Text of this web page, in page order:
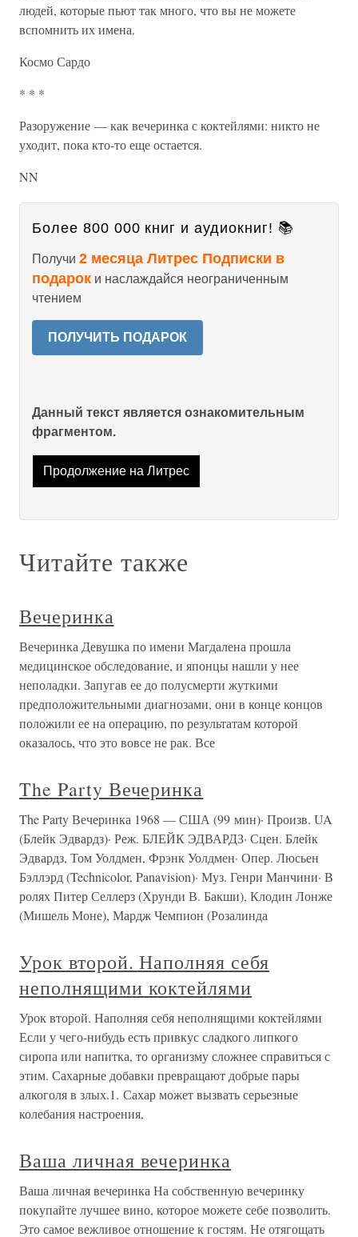
людей, которые пьют так много, что вы не можете
вспомнить их имена.
Космо Сардо
* * *
Разоружение — как вечеринка с коктейлями: никто не
уходит, пока кто-то еще остается.
NN
Более 800 000 книг и аудиокниг! 📚
Получи 2 месяца Литрес Подписки в
подарок и наслаждайся неограниченным
чтением
ПОЛУЧИТЬ ПОДАРОК
Данный текст является ознакомительным
фрагментом.
Продолжение на Литрес
Читайте также
Вечеринка
Вечеринка Девушка по имени Магдалена прошла
медицинское обследование, и японцы нашли у нее
неполадки. Запугав ее до полусмерти жуткими
предположительными диагнозами, они в конце концов
положили ее на операцию, по результатам которой
оказалось, что это вовсе не рак. Все
The Party Вечеринка
The Party Вечеринка 1968 — США (99 мин)· Произв. UA
(Блейк Эдвардз)· Реж. БЛЕЙК ЭДВАРДЗ· Сцен. Блейк
Эдвардз, Том Уолдмен, Фрэнк Уолдмен· Опер. Люсьен
Бэллэрд (Technicolor, Panavision)· Муз. Генри Манчини· В
ролях Питер Селлерз (Хрунди В. Бакши), Клодин Лонже
(Мишель Моне), Мардж Чемпион (Розалинда
Урок второй. Наполняя себя
неполнящими коктейлями
Урок второй. Наполняя себя неполнящими коктейлями
Если у чего-нибудь есть привкус сладкого липкого
сиропа или напитка, то организму сложнее справиться с
этим. Сахарные добавки превращают добрые пары
алкоголя в злых.1. Сахар может вызвать серьезные
колебания настроения,
Ваша личная вечеринка
Ваша личная вечеринка На собственную вечеринку
покупайте лучшее вино, которое можете себе позволить.
Это самое вежливое отношение к гостям. Не отягощать